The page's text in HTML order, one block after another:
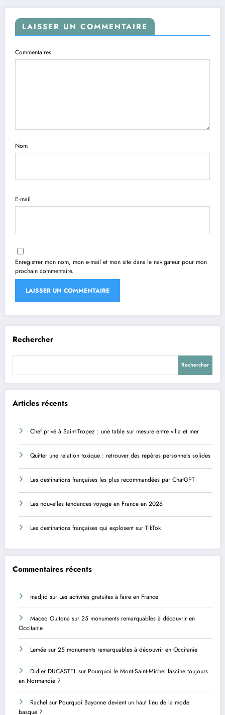
LAISSER UN COMMENTAIRE
Commentaires
Nom
E-mail
Enregistrer mon nom, mon e-mail et mon site dans le navigateur pour mon
prochain commentaire.
Rechercher
Rechercher
Articles récents
Chef privé à Saint-Tropez : une table sur mesure entre villa et mer
Quitter une relation toxique : retrouver des repères personnels solides
Les destinations françaises les plus recommandées par ChatGPT
Les nouvelles tendances voyage en France en 2026
Les destinations françaises qui explosent sur TikTok
Commentaires récents
madjid sur Les activités gratuites à faire en France
Maceo Ouitona sur 25 monuments remarquables à découvrir en
Occitanie
Lemée sur 25 monuments remarquables à découvrir en Occitanie
Didier DUCASTELsur Pourquoi le Mont-Saint-Michel fascine toujours
en Normandie ?
Rachel sur Pourquoi Bayonne devient un haut lieu de la mode
basque ?